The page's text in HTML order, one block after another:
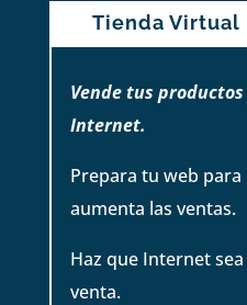
Tienda Virtual
Vende tus
Internet.
Prepara tu web
aumenta las ventas.
Haz que Internet
venta.